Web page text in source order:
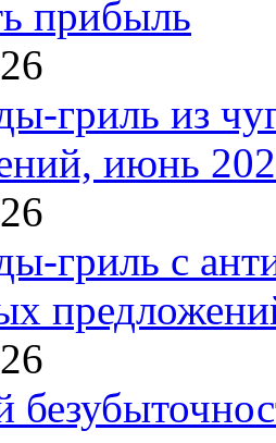
прибыль
гриль из
июнь
гриль с